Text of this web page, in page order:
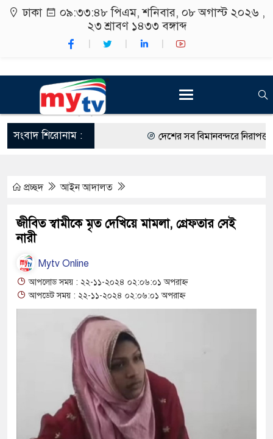
ঢাকা ০৯:৩৩:৪৯ পিএম, শনিবার, ০৮ অগাস্ট ২০২৬ ,
২৩ শ্রাবণ ১৪৩৩ বঙ্গাব্দ
সংবাদ শিরোনাম : দেশের সব বিমানবন্দরে নিরাপত্তা
থাকায় বিক্রিতে নিষেধাজ্ঞা
আলাল
‘গুলশানের চামেলি’তে ভিন্ন রূপে
যৌনকর্মীর দালাল চরিত্রে
সারজিস-পাটোয়ারীসহ ১০ জনের
প্রচ্ছদ আইন আদালত
জীবিত স্বামীকে মৃত দেখিয়ে মামলা, গ্রেফতার সেই
নারী
Mytv Online
আপলোড সময় : ২২-১১-২০২৪ ০২:০৬:০১ অপরাহ্ন
আপডেট সময় : ২২-১১-২০২৪ ০২:০৬:০১ অপরাহ্ন